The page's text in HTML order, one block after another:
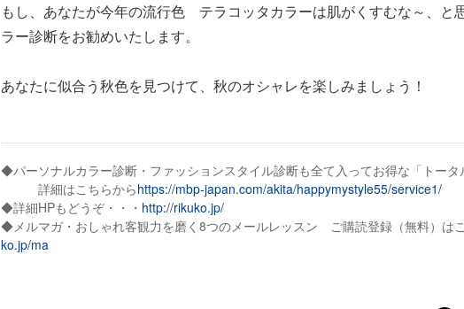
もし、あなたが今年の流行色 テラコッタカラーは肌がくすむな～、と
ラー診断をお勧めいたします。
あなたに似合う秋色を見つけて、秋のオシャレを楽しみましょう！
◆パーソナルカラー診断・ファッションスタイル診断も全て入ってお得な「トータ
詳細はこちらからhttps://mbp-japan.com/akita/happymystyle55/service1/
◆詳細HPもどうぞ・・・ http://rikuko.jp/
◆メルマガ・おしゃれ客観力を磨く8つのメールレッスン ご購読登録（無料）は
ko.jp/ma